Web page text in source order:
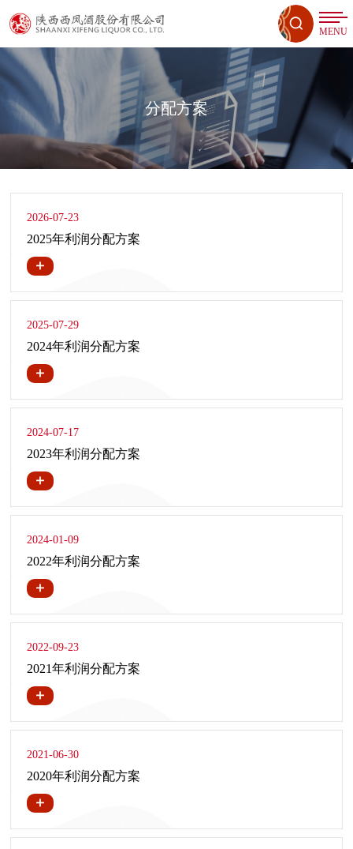
MENU
分配方案
2026-07-23
2025年利润分配方案
2025-07-29
2024年利润分配方案
2024-07-17
2023年利润分配方案
2024-01-09
2022年利润分配方案
2022-09-23
2021年利润分配方案
2021-06-30
2020年利润分配方案